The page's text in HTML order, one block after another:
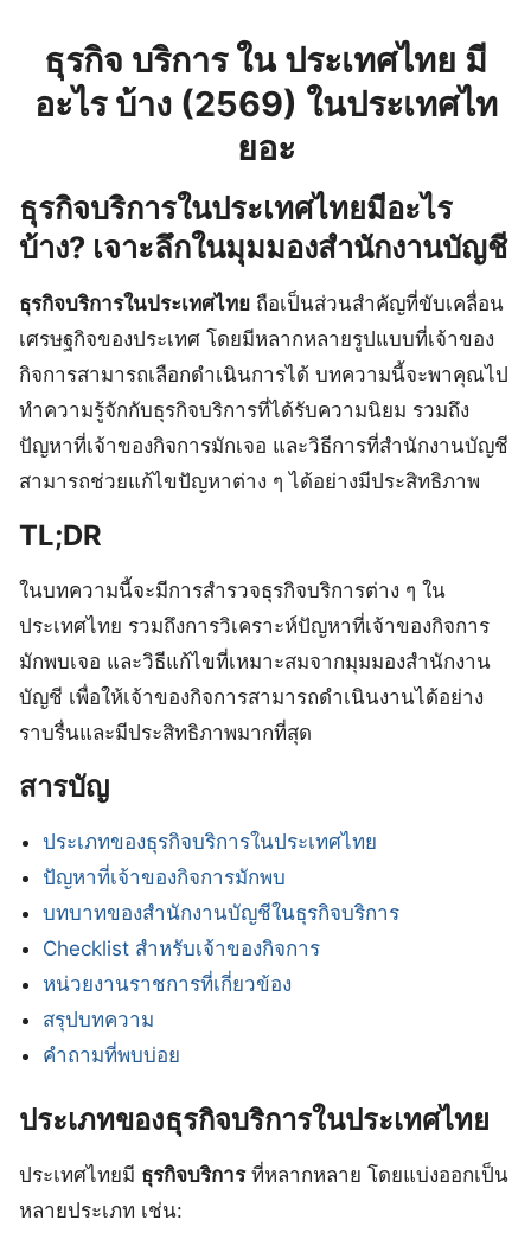
ธุรกิจ บริการ ใน ประเทศไทย มี
อะไร บ้าง (2569) ในประเทศไท
ยอะ
ธุรกิจบริการในประเทศไทยมีอะไร
บ้าง? เจาะลึกในมุมมองสำนักงานบัญชี
ธุรกิจบริการในประเทศไทย ถือเป็นส่วนสำคัญที่ขับเคลื่อน
เศรษฐกิจของประเทศ โดยมีหลากหลายรูปแบบที่เจ้าของ
กิจการสามารถเลือกดำเนินการได้ บทความนี้จะพาคุณไป
ทำความรู้จักกับธุรกิจบริการที่ได้รับความนิยม รวมถึง
ปัญหาที่เจ้าของกิจการมักเจอ และวิธีการที่สำนักงานบัญชี
สามารถช่วยแก้ไขปัญหาต่าง ๆ ได้อย่างมีประสิทธิภาพ
TL;DR
ในบทความนี้จะมีการสำรวจธุรกิจบริการต่าง ๆ ใน
ประเทศไทย รวมถึงการวิเคราะห์ปัญหาที่เจ้าของกิจการ
มักพบเจอ และวิธีแก้ไขที่เหมาะสมจากมุมมองสำนักงาน
บัญชี เพื่อให้เจ้าของกิจการสามารถดำเนินงานได้อย่าง
ราบรื่นและมีประสิทธิภาพมากที่สุด
สารบัญ
ประเภทของธุรกิจบริการในประเทศไทย
ปัญหาที่เจ้าของกิจการมักพบ
บทบาทของสำนักงานบัญชีในธุรกิจบริการ
Checklist สำหรับเจ้าของกิจการ
หน่วยงานราชการที่เกี่ยวข้อง
สรุปบทความ
คำถามที่พบบ่อย
ประเภทของธุรกิจบริการในประเทศไทย
ประเทศไทยมี ธุรกิจบริการที่หลากหลาย โดยแบ่งออกเป็น
หลายประเภท เช่น: